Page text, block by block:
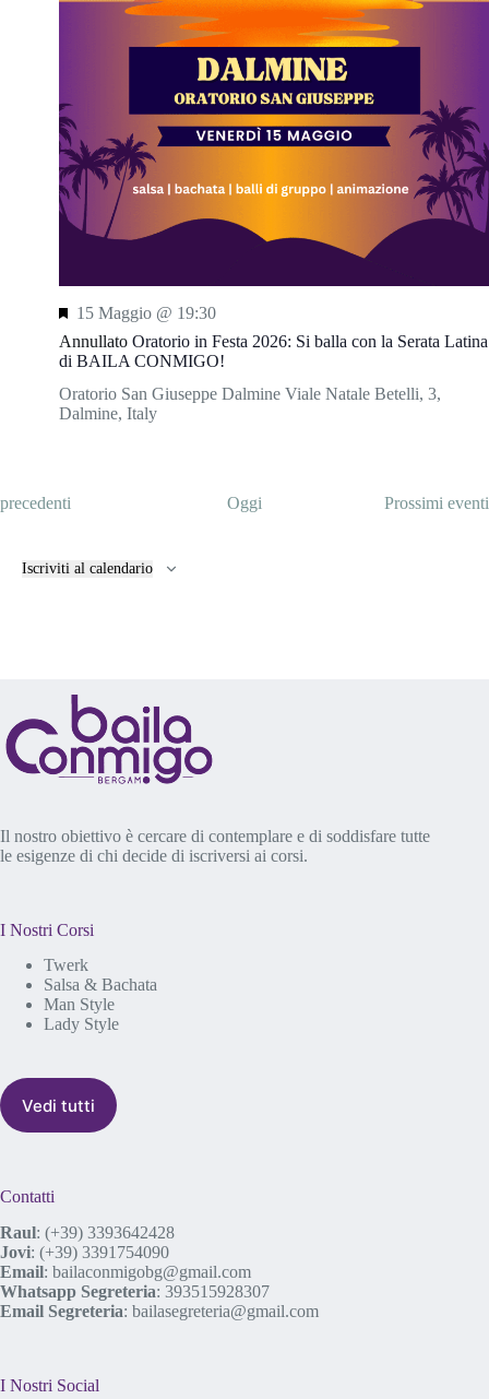
Annullato Oratorio in Festa 2026: Si balla con la Serata Latina
di BAILA CONMIGO!
S
g
n
a
l
15 Maggio @ 19:30
Oratorio San Giuseppe Dalmine Viale Natale Betelli, 3,
Dalmine, Italy
E
precedenti Oggi Prossimi eventi
Iscriviti al calendario
Il nostro obiettivo è cercare di contemplare e di soddisfare tutte
le esigenze di chi decide di iscriversi ai corsi.
I Nostri Corsi
Twerk
Salsa & Bachata
Man Style
Lady Style
Vedi tutti
Contatti
Raul: (+39) 3393642428
Jovi: (+39) 3391754090
Email: bailaconmigobg@gmail.com
Whatsapp Segreteria: 393515928307
Email Segreteria: bailasegreteria@gmail.com
I Nostri Social